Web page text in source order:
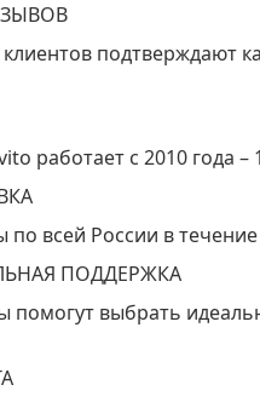
подтверждают
работает с 2010 года –
всей России в
ПОДДЕРЖКА
помогут выбрать